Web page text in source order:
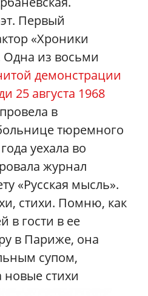
Первый
«Хроники
Одна из восьми
демонстрации
25 августа 1968
в
тюремного
уехала во
журнал
«Русская мысль».
стихи. Помню, как
в гости в ее
в Париже, она
супом,
стихи